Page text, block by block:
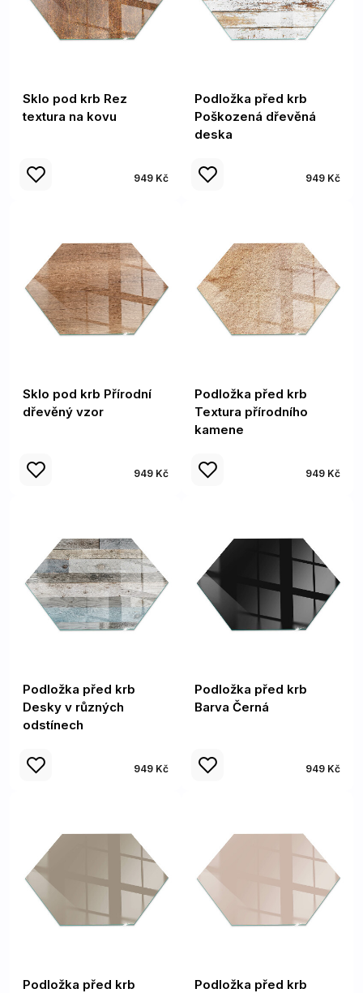
Sklo pod krb Rez
textura na kovu
949 Kč
Podložka před krb
Poškozená dřevěná
deska
949 Kč
Sklo pod krb Přírodní
dřevěný vzor
949 Kč
Podložka před krb
Textura přírodního
kamene
949 Kč
Podložka před krb
Desky v různých
odstínech
949 Kč
Podložka před krb
Barva Černá
949 Kč
Podložka před krb
Podložka před krb